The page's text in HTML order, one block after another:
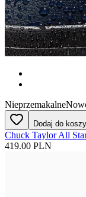
Nieprzemakalne
Dodaj do
Chuck Taylor All
419.00 PLN